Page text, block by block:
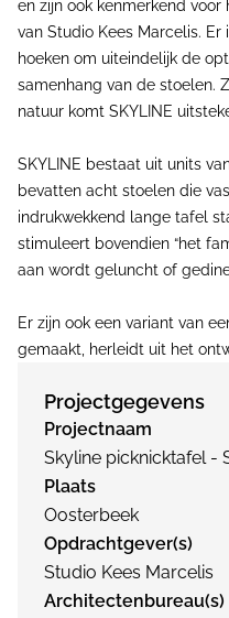
en zijn ook kenmerkend
van Studio Kees Marcelis.
hoeken om uiteindelijk de
samenhang van de stoelen.
natuur komt SKYLINE
SKYLINE bestaat uit units
bevatten acht stoelen die
indrukwekkend lange tafel
stimuleert bovendien “het
aan wordt geluncht of
Er zijn ook een variant van
gemaakt, herleidt uit het
Projectgegevens
Projectnaam
Skyline picknicktafel -
Plaats
Oosterbeek
Opdrachtgever(s)
Studio Kees Marcelis
Architectenbureau(s)